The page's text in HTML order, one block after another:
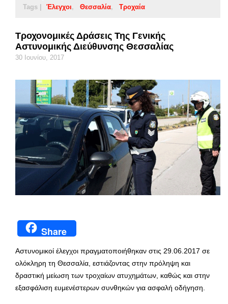
Tags | Έλεγχοι Θεσσαλία Τροχαία
Τροχονομικές Δράσεις Της Γενικής
Αστυνομικής Διεύθυνσης Θεσσαλίας
30 Ιουνίου, 2017
Share
Αστυνομικοί έλεγχοι πραγματοποιήθηκαν στις 29.06.2017 σε
ολόκληρη τη Θεσσαλία, εστιάζοντας στην πρόληψη και
δραστική μείωση των τροχαίων ατυχημάτων, καθώς και στην
εξασφάλιση ευμενέστερων συνθηκών για ασφαλή οδήγηση.